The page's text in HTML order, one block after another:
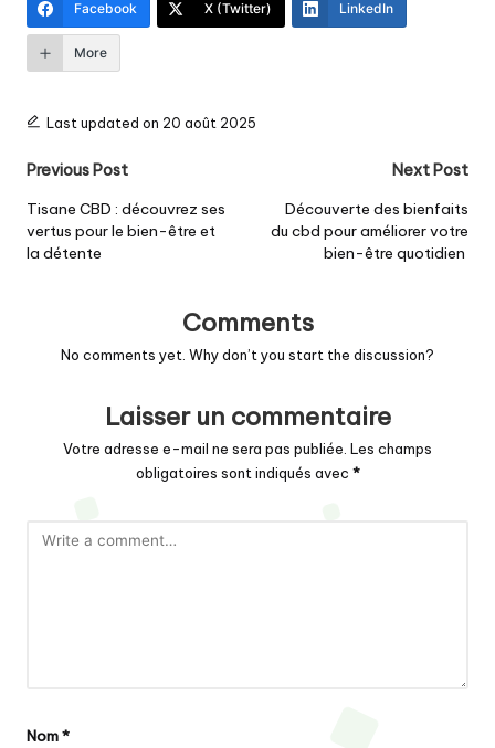
Facebook X (Twitter) LinkedIn
More
Last updated on 20 août 2025
Post
navigation
Previous Post
Tisane CBD : découvrez ses
vertus pour le bien-être et
la détente
Next Post
Découverte des bienfaits
du cbd pour améliorer votre
bien-être quotidien
Comments
No comments yet. Why don’t you start the discussion?
Laisser un commentaire
Votre adresse e-mail ne sera pas publiée. Les champs
obligatoires sont indiqués avec *
Nom*